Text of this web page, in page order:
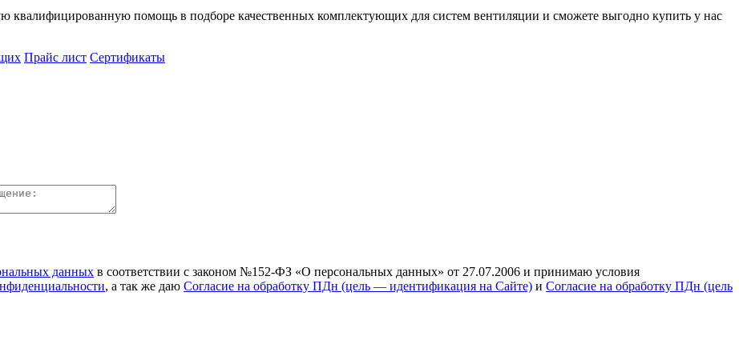
помощь в подборе качественных комплектующих для систем вентиляции и сможете выгодно купить у нас
Прайс лист Сертификаты
данных в соответствии с законом №152-ФЗ «О персональных данных» от 27.07.2006 и принимаю условия
, а так же даю Согласие на обработку ПДн (цель — идентификация на Сайте) и Согласие на обработку ПДн (цель